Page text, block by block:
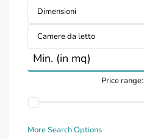
Dimensioni
Camere da letto
Price range:
More Search Options